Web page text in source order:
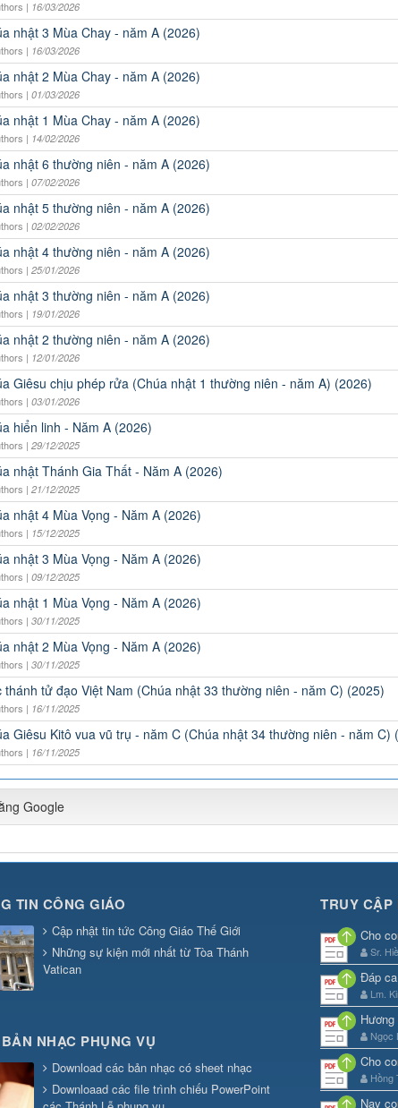
| 16/03/2026
nhật 3 Mùa Chay - năm A (2026)
| 16/03/2026
nhật 2 Mùa Chay - năm A (2026)
| 01/03/2026
nhật 1 Mùa Chay - năm A (2026)
| 14/02/2026
nhật 6 thường niên - năm A (2026)
| 07/02/2026
nhật 5 thường niên - năm A (2026)
| 02/02/2026
nhật 4 thường niên - năm A (2026)
| 25/01/2026
nhật 3 thường niên - năm A (2026)
| 19/01/2026
nhật 2 thường niên - năm A (2026)
| 12/01/2026
Giêsu chịu phép rửa (Chúa nhật 1 thường niên - năm A) (2026)
| 03/01/2026
hiển linh - Năm A (2026)
| 29/12/2025
nhật Thánh Gia Thất - Năm A (2026)
| 21/12/2025
nhật 4 Mùa Vọng - Năm A (2026)
| 15/12/2025
nhật 3 Mùa Vọng - Năm A (2026)
| 09/12/2025
nhật 1 Mùa Vọng - Năm A (2026)
| 30/11/2025
nhật 2 Mùa Vọng - Năm A (2026)
| 30/11/2025
thánh tử đạo Việt Nam (Chúa nhật 33 thường niên - năm C) (2025)
| 16/11/2025
Giêsu Kitô vua vũ trụ - năm C (Chúa nhật 34 thường niên - năm C)
| 16/11/2025
Google
TIN CÔNG GIÁO
Cập nhật tin tức Công Giáo Thế Giới
Những sự kiện mới nhất từ Tòa Thánh
Vatican
NHẠC PHỤNG VỤ
Download các bản nhạc có sheet nhạc
Downloaad các file trình chiếu PowerPoint
TRUY CẬP
Cho
Sr.
Đáp
Lm.
Ngọc
Cho
Hồng
Nay